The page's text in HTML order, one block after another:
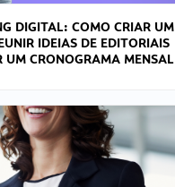
DIGITAL: COMO CRIAR UM
IDEIAS DE EDITORIAIS
UM CRONOGRAMA MENSAL